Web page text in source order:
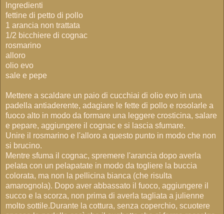
Ingredienti
fettine di petto di pollo
1 arancia non trattata
1/2 bicchiere di cognac
rosmarino
alloro
olio evo
sale e pepe
Mettere a scaldare un paio di cucchiai di olio evo in una
padella antiaderente, adagiare le fette di pollo e rosolarle a
fuoco alto in modo da formare una leggere crosticina, salare
e pepare, aggiungere il cognac e si lascia sfumare.
Unire il rosmarino e l'alloro a questo punto in modo che non
si brucino.
Mentre sfuma il cognac, spremere l'arancia dopo averla
pelata con un pelapatate in modo da togliere la buccia
colorata, ma non la pellicina bianca (che risulta
amarognola). Dopo aver abbassato il fuoco, aggiungere il
succo e la scorza, non prima di averla tagliata a julienne
molto sottile.Durante la cottura, senza coperchio, scuotere